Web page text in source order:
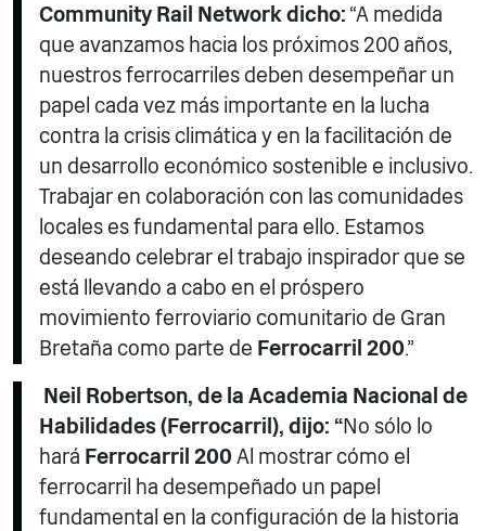
Community Rail Networkdicho: “A medida
que avanzamos hacia los próximos 200 años,
nuestros ferrocarriles deben desempeñar un
papel cada vez más importante en la lucha
contra la crisis climática y en la facilitación de
un desarrollo económico sostenible e inclusivo.
Trabajar en colaboración con las comunidades
locales es fundamental para ello. Estamos
deseando celebrar el trabajo inspirador que se
está llevando a cabo en el próspero
movimiento ferroviario comunitario de Gran
Bretaña como parte de Ferrocarril 200.”
Neil Robertson, de la Academia Nacional de
Habilidades (Ferrocarril), dijo: “No sólo lo
hará Ferrocarril 200 Al mostrar cómo el
ferrocarril ha desempeñado un papel
fundamental en la configuración de la historia